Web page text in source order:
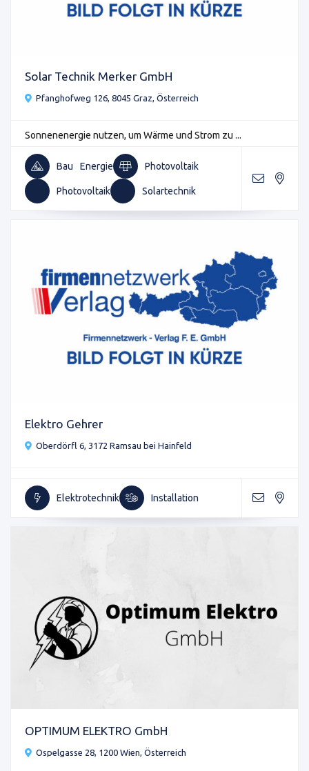
Solar Technik Merker GmbH
Pfanghofweg 126, 8045 Graz, Österreich
Sonnenenergie nutzen, um Wärme und Strom zu ...
Bau Energie Photovoltaik
Photovoltaik Solartechnik
Elektro Gehrer
Oberdörfl 6, 3172 Ramsau bei Hainfeld
Elektrotechnik Installation
OPTIMUM ELEKTRO GmbH
Ospelgasse 28, 1200 Wien, Österreich